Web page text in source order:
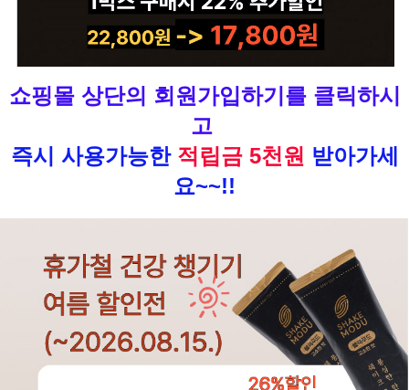
쇼핑몰 상단의 회원가입하기를 클릭하시
고
즉시 사용가능한 적립금 5천원 받아가세
요~~!!